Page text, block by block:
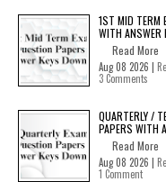
1ST MID TERM
WITH ANSWER
Read More
Aug 08 2026 |
3 Comments
QUARTERLY /
PAPERS WITH
Read More
Aug 08 2026 |
1 Comment